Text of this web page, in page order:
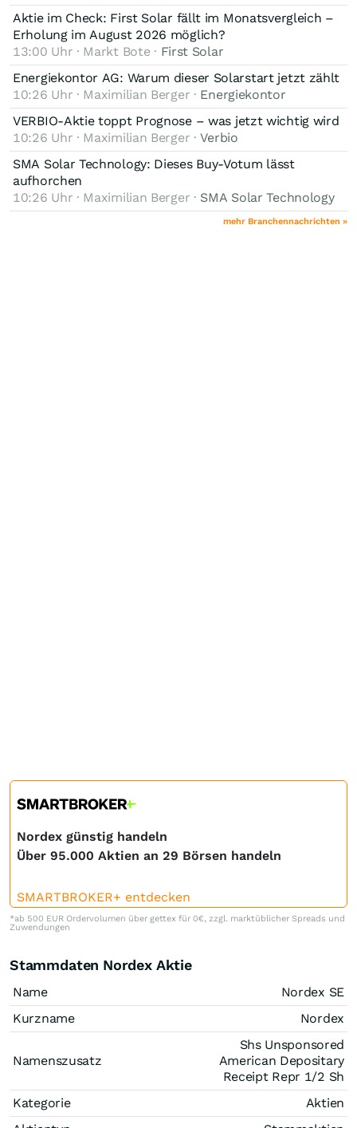
Aktie im Check: First Solar fällt im Monatsvergleich –
Erholung im August 2026 möglich?
13:00 Uhr · Markt Bote · First Solar
Energiekontor AG: Warum dieser Solarstart jetzt zählt
10:26 Uhr · Maximilian Berger · Energiekontor
VERBIO-Aktie toppt Prognose – was jetzt wichtig wird
10:26 Uhr · Maximilian Berger ·Verbio
SMA Solar Technology: Dieses Buy-Votum lässt
aufhorchen
10:26 Uhr · Maximilian Berger · SMA Solar Technology
mehr Branchennachrichten »
Nordex günstig handeln
Über 95.000 Aktien an 29 Börsen handeln
SMARTBROKER+ entdecken
*ab 500 EUR Ordervolumen über gettex für 0€, zzgl. marktüblicher Spreads und
Zuwendungen
Stammdaten Nordex Aktie
Name
Nordex SE
Kurzname
Nordex
Namenszusatz
Shs Unsponsored
American Depositary
Receipt Repr 1/2 Sh
Kategorie
Aktien